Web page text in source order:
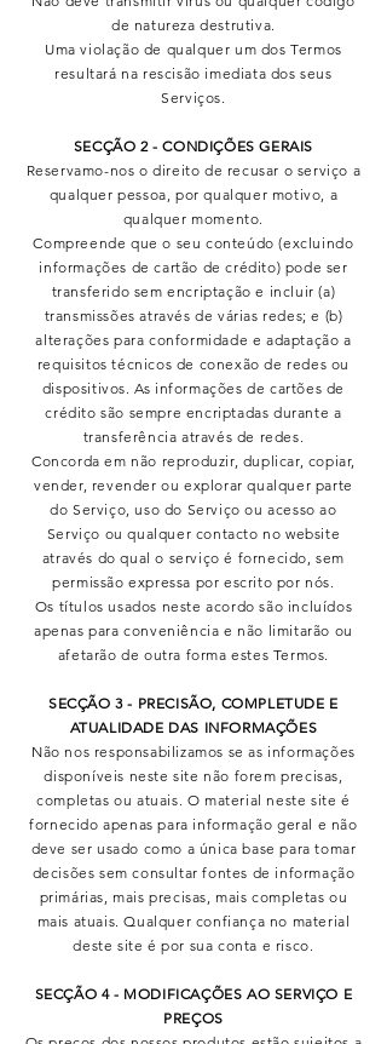
de natureza destrutiva.
Uma violação de qualquer um dos Termos
resultará na rescisão imediata dos seus
Serviços.
SECÇÃO 2 - CONDIÇÕES GERAIS
Reservamo-nos o direito de recusar o serviço a
qualquer pessoa, por qualquer motivo, a
qualquer momento.
Compreende que o seu conteúdo (excluindo
informações de cartão de crédito) pode ser
transferido sem encriptação e incluir (a)
transmissões através de várias redes; e (b)
alterações para conformidade e adaptação a
requisitos técnicos de conexão de redes ou
dispositivos. As informações de cartões de
crédito são sempre encriptadas durante a
transferência através de redes.
Concorda em não reproduzir, duplicar, copiar,
vender, revender ou explorar qualquer parte
do Serviço, uso do Serviço ou acesso ao
Serviço ou qualquer contacto no website
através do qual o serviço é fornecido, sem
permissão expressa por escrito por nós.
Os títulos usados neste acordo são incluídos
apenas para conveniência e não limitarão ou
afetarão de outra forma estes Termos.
SECÇÃO 3 - PRECISÃO, COMPLETUDE E
ATUALIDADE DAS INFORMAÇÕES
Não nos responsabilizamos se as informações
disponíveis neste site não forem precisas,
completas ou atuais. O material neste site é
fornecido apenas para informação geral e não
deve ser usado como a única base para tomar
decisões sem consultar fontes de informação
primárias, mais precisas, mais completas ou
mais atuais. Qualquer confiança no material
deste site é por sua conta e risco.
SECÇÃO 4 - MODIFICAÇÕES AO SERVIÇO E
PREÇOS